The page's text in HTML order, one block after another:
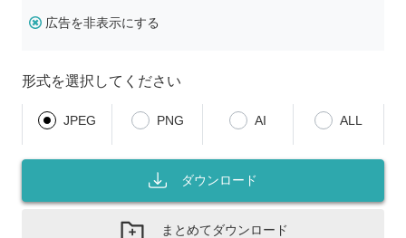
広告を非表示にする
形式を選択してください
JPEG PNG AI ALL
ダウンロード
まとめてダウンロード